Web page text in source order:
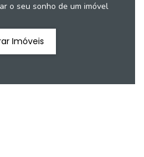
o seu sonho de um imóvel
Imóveis